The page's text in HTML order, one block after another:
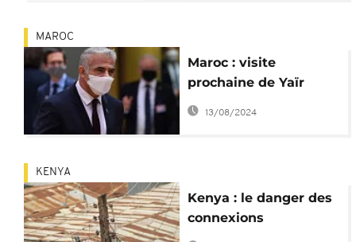
MAROC
Maroc : visite
prochaine de Yaïr
Lapid, chef de la
diplomatie israélienne
13/08/2024
KENYA
Kenya : le danger des
connexions
électriques illégales